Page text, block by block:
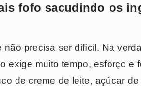
fofo sacudindo os
não precisa ser difícil. Na
exige muito tempo, esforço e
de creme de leite, açúcar